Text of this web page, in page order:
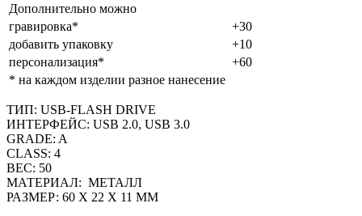
Дополнительно можно
гравировка*
+30
добавить упаковку
+10
персонализация*
+60
* на каждом изделии разное нанесение
ТИП: USB-FLASH DRIVE
ИНТЕРФЕЙС: USB 2.0, USB 3.0
GRADE: A
CLASS: 4
ВЕС: 50
МАТЕРИАЛ: МЕТАЛЛ
РАЗМЕР: 60 Х 22 Х 11 ММ